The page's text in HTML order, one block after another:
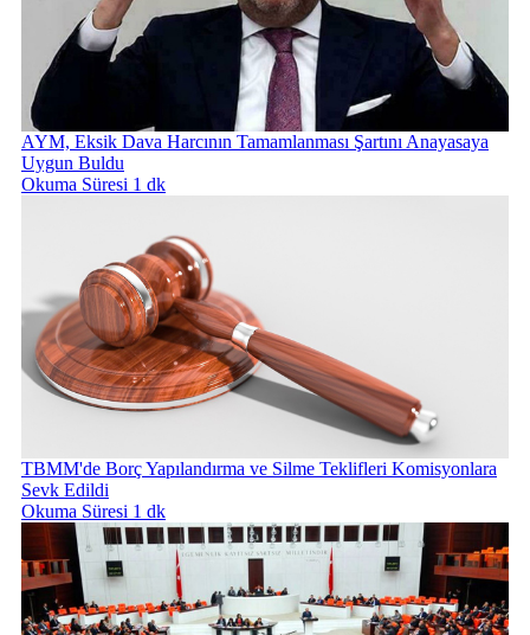
AYM, Eksik Dava Harcının Tamamlanması Şartını Anayasaya
Uygun Buldu
Okuma Süresi 1 dk
TBMM'de Borç Yapılandırma ve Silme Teklifleri Komisyonlara
Sevk Edildi
Okuma Süresi 1 dk